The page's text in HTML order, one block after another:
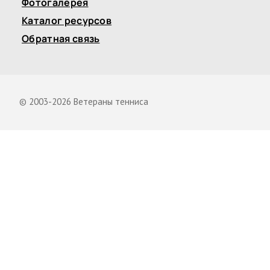
Каталог ресурсов
Обратная связь
© 2003-2026 Ветераны тенниса